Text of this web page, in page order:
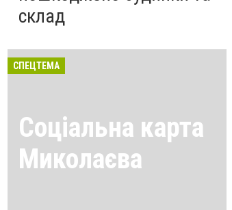
склад
СПЕЦТЕМА
Соціальна карта
Миколаєва